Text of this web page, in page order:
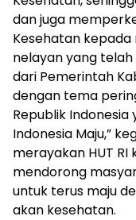
dan juga
Kesehatan
nelayan yang
dari Pemerintah
dengan tema
Republik Indonesia
Indonesia Maju,”
merayakan HUT RI
mendorong
untuk terus maju
akan kesehatan.